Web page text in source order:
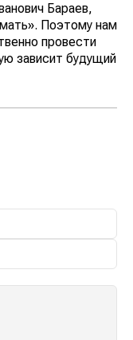
Бараев,
Поэтому нам
провести
зависит будущий